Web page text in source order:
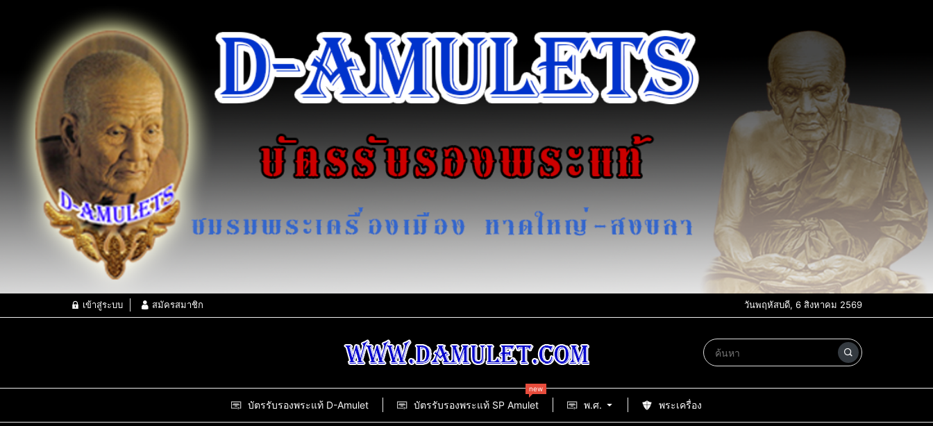
เข้าสู่ระบบ สมัครสมาชิก วันพฤหัสบดี, 6 สิงหาคม 2569
บัตรรับรองพระแท้ D-Amulet บัตรรับรองพระแท้ SP Amulet
new
พ.ศ. พระเครื่อง